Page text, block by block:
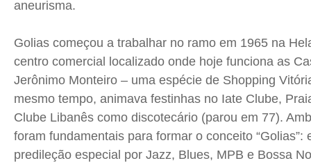
aneurisma.
Golias começou a trabalhar no ramo em 1965 na
centro comercial localizado onde hoje funciona as
Jerônimo Monteiro – uma espécie de Shopping
mesmo tempo, animava festinhas no Iate Clube,
Clube Libanês como discotecário (parou em 77).
foram fundamentais para formar o conceito “Golias”:
predileção especial por Jazz, Blues, MPB e Bossa